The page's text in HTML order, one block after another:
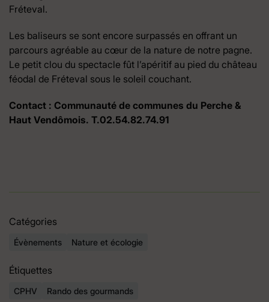
Fréteval.
Les baliseurs se sont encore surpassés en offrant un
parcours agréable au cœur de la nature de notre pagne.
Le petit clou du spectacle fût l’apéritif au pied du château
féodal de Fréteval sous le soleil couchant.
Contact : Communauté de communes du Perche &
Haut Vendômois. T.02.54.82.74.91
Catégories
Évènements Nature et écologie
Étiquettes
CPHV Rando des gourmands